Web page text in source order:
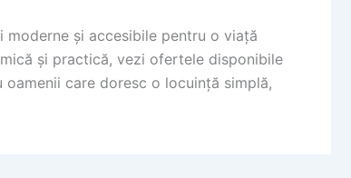
și accesibile pentru o viață
și practică, vezi ofertele disponibile
oamenii care doresc o locuință simplă,